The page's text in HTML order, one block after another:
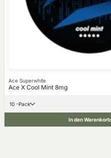
Ace Superwhite
Ace X Cool Mint 8mg
10 -Pack
In den Warenkorb